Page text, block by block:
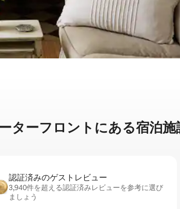
タ⁠ー⁠フ⁠ロ⁠ン⁠ト⁠に⁠あ⁠る宿⁠泊⁠
認証済みのゲ⁠ス⁠ト⁠レ⁠ビ⁠ュ⁠ー
3,940件を超える認証済みレビューを参考に選び
ましょう